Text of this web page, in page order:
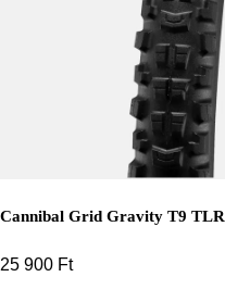
Cannibal Grid Gravity T9 TLR
25 900 Ft